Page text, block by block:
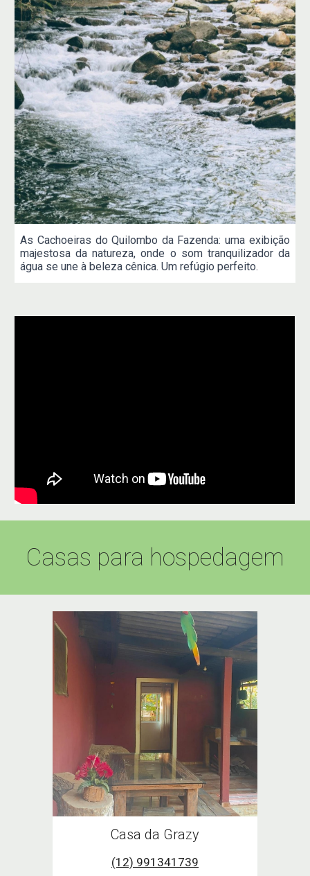
As Cachoeiras do Quilombo da Fazenda: uma exibição
majestosa da natureza, onde o som tranquilizador da
água se une à beleza cênica. Um refúgio perfeito.
Casas para hospedagem
Casa da Grazy
(12) 991341739